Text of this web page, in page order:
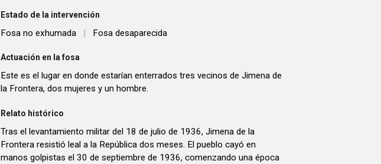
Estado de la intervención
Fosa no exhumada | Fosa desaparecida
Actuación en la fosa
Este es el lugar en donde estarían enterrados tres vecinos de Jimena de
la Frontera, dos mujeres y un hombre.
Relato histórico
Tras el levantamiento militar del 18 de julio de 1936, Jimena de la
Frontera resistió leal a la República dos meses. El pueblo cayó en
manos golpistas el 30 de septiembre de 1936, comenzando una época